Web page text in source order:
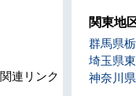
関連リンク： TOPペ
関東地
群馬県
埼玉県
神奈川県